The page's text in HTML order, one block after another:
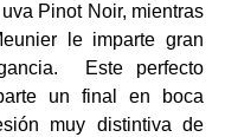
Pinot Noir, mientras
le imparte gran
Este perfecto
un final en boca
muy distintiva de